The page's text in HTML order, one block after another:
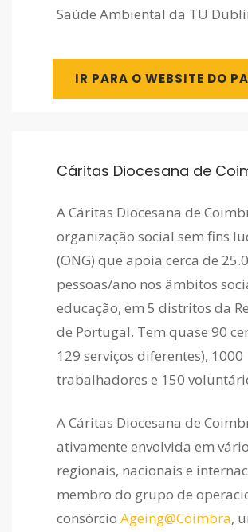
Saúde Ambiental da TU
IR PARA O WEBSITE DO
Cáritas Diocesana de
A Cáritas Diocesana de
organização social sem fins
(ONG) que apoia cerca de
pessoas/ano nos âmbitos
educação, em 5 distritos da
de Portugal. Tem quase 90
129 serviços diferentes), 1000
trabalhadores e 150
A Cáritas Diocesana de
ativamente envolvida em
regionais, nacionais e
membro do grupo de
consórcio Ageing@Coimbra,